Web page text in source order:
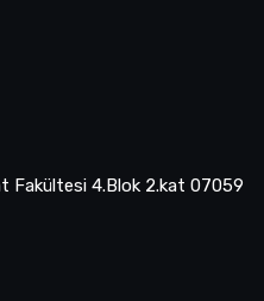
Fakültesi 4.Blok 2.kat 07059